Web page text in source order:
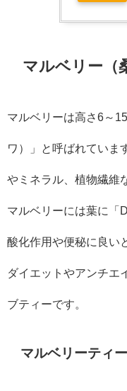
マルベリー（
マルベリーは高さ6～
ワ）」と呼ばれていま
やミネラル、植物繊維
マルベリーには葉に「
酸化作用や便秘に良い
ダイエットやアンチエ
ブティーです。
マルベリーティ